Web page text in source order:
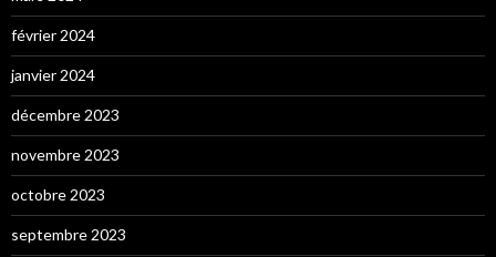
février 2024
janvier 2024
décembre 2023
novembre 2023
octobre 2023
septembre 2023